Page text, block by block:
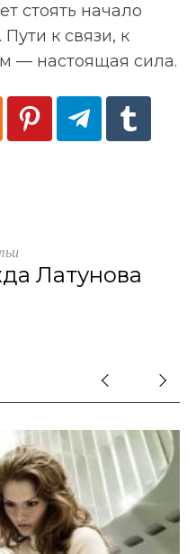
стоять начало
к связи, к
— настоящая сила.
Латунова